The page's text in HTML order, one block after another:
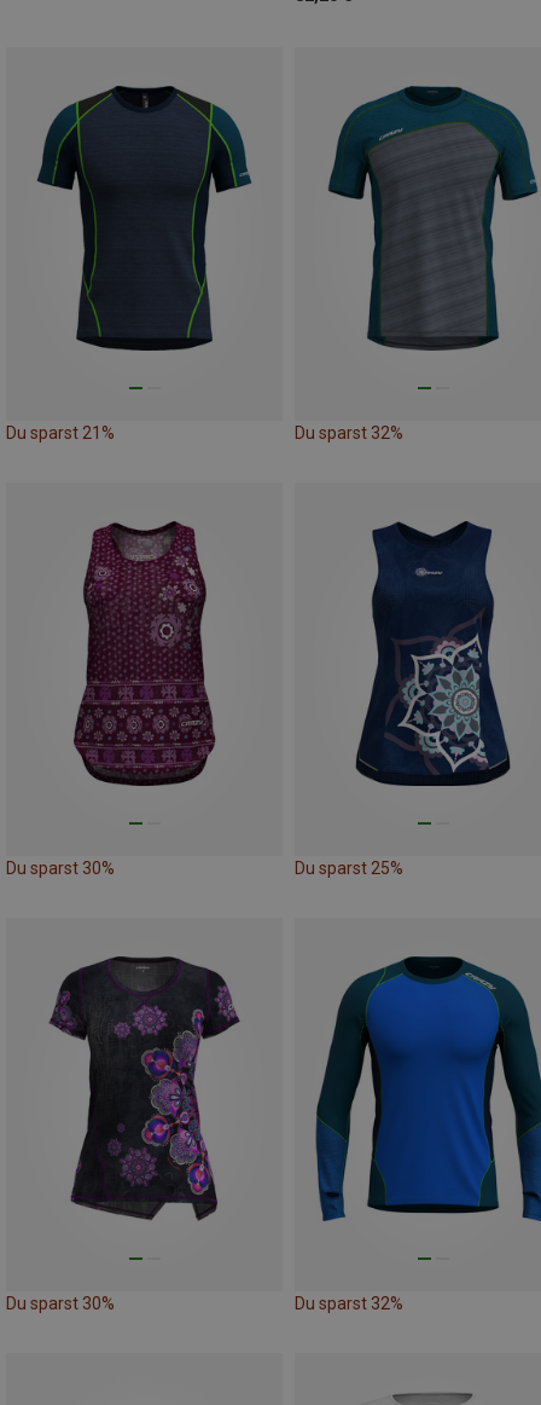
Du sparst 21% Du sparst 32%
Du sparst 30% Du sparst 25%
Du sparst 30% Du sparst 32%